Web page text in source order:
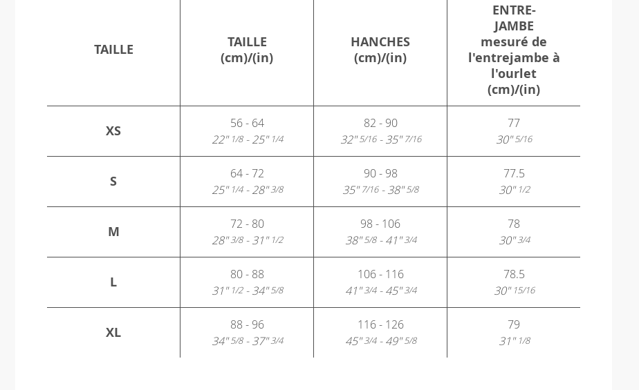
TAILLE
TAILLE
(cm)/(in)
HANCHES
(cm)/(in)
ENTRE-
JAMBE
mesuré de
l'entrejambe à
l'ourlet
(cm)/(in)
XS
56 - 64
22"1/8- 25"1/4
82 - 90
32"5/16- 35"7/16
77
30"5/16
S
64 - 72
25"1/4- 28"3/8
90 - 98
35"7/16- 38"5/8
77.5
30"1/2
M
72 - 80
28"3/8- 31"1/2
98 - 106
38"5/8- 41"3/4
78
30"3/4
L
80 - 88
31"1/2- 34"5/8
106 - 116
41"3/4- 45"3/4
78.5
30"15/16
XL
88 - 96
34"5/8- 37"3/4
116 - 126
45"3/4- 49"5/8
79
31"1/8